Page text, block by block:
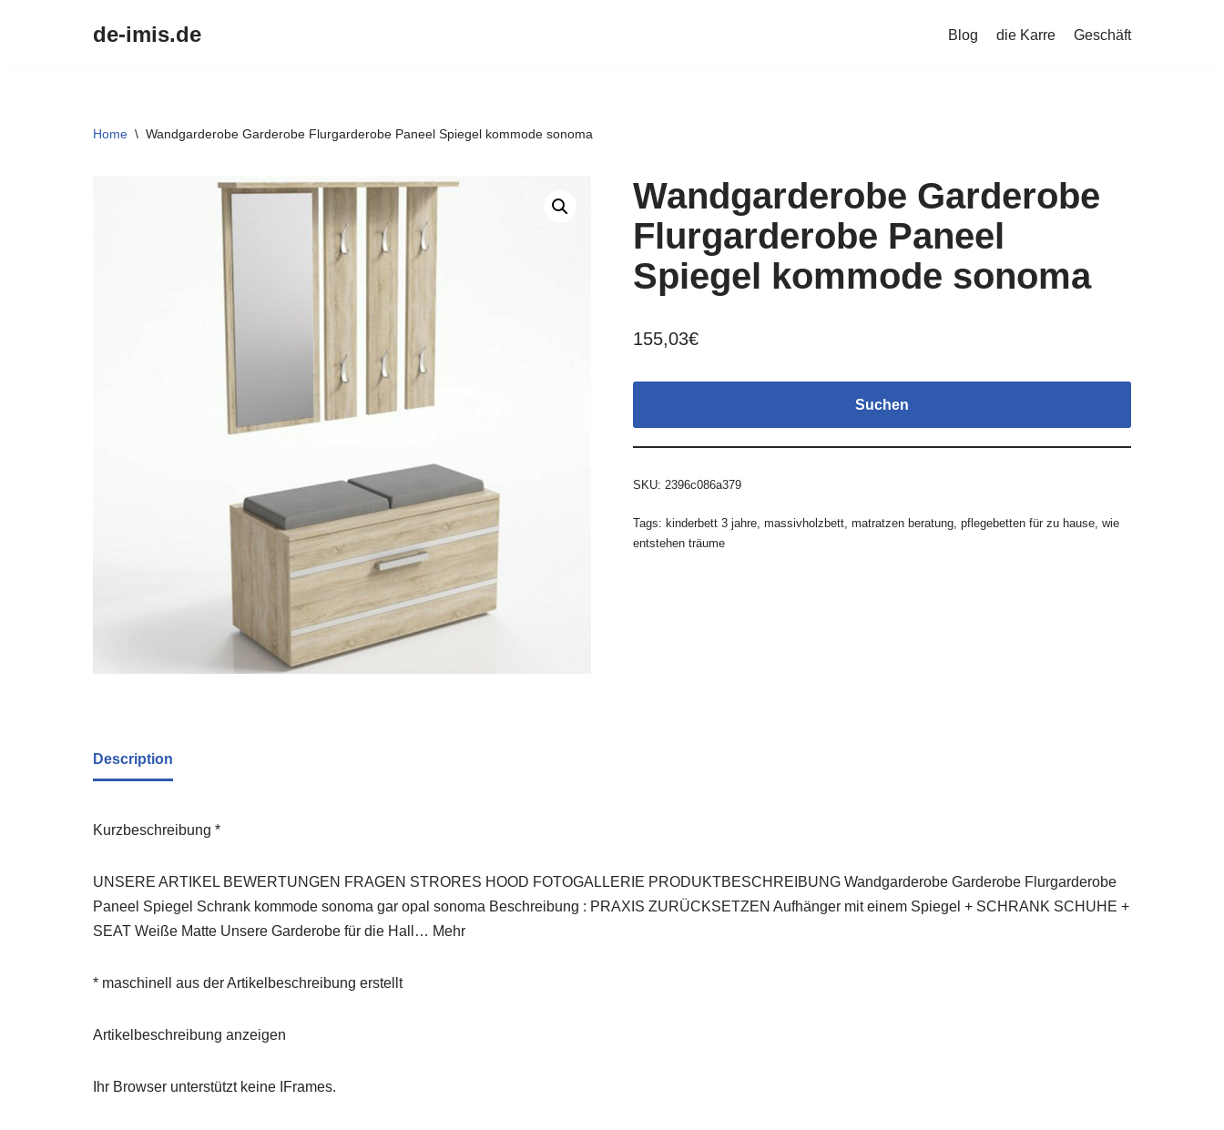
de-imis.de Blog die Karre Geschäft
Home \ Wandgarderobe Garderobe Flurgarderobe Paneel Spiegel kommode sonoma
Wandgarderobe Garderobe
Flurgarderobe Paneel
Spiegel kommode sonoma
155,03€
Suchen
SKU: 2396c086a379
Tags: kinderbett 3 jahre, massivholzbett, matratzen beratung, pflegebetten für zu hause, wie
entstehen träume
Description
Kurzbeschreibung *
UNSERE ARTIKEL BEWERTUNGEN FRAGEN STRORES HOOD FOTOGALLERIE PRODUKTBESCHREIBUNG Wandgarderobe Garderobe Flurgarderobe
Paneel Spiegel Schrank kommode sonoma gar opal sonoma Beschreibung : PRAXIS ZURÜCKSETZEN Aufhänger mit einem Spiegel + SCHRANK SCHUHE +
SEAT Weiße Matte Unsere Garderobe für die Hall… Mehr
* maschinell aus der Artikelbeschreibung erstellt
Artikelbeschreibung anzeigen
Ihr Browser unterstützt keine IFrames.